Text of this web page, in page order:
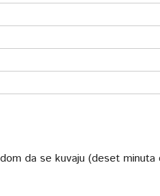
da se kuvaju (deset minuta